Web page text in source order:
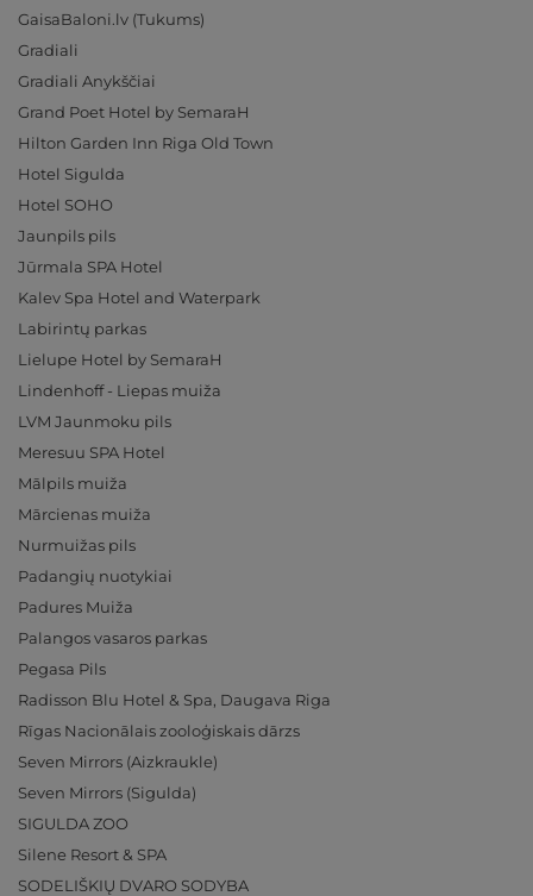
GaisaBaloni.lv (Tukums)
Gradiali
Gradiali Anykščiai
Grand Poet Hotel by SemaraH
Hilton Garden Inn Riga Old Town
Hotel Sigulda
Hotel SOHO
Jaunpils pils
Jūrmala SPA Hotel
Kalev Spa Hotel and Waterpark
Labirintų parkas
Lielupe Hotel by SemaraH
Lindenhoff - Liepas muiža
LVM Jaunmoku pils
Meresuu SPA Hotel
Mālpils muiža
Mārcienas muiža
Nurmuižas pils
Padangių nuotykiai
Padures Muiža
Palangos vasaros parkas
Pegasa Pils
Radisson Blu Hotel & Spa, Daugava Riga
Rīgas Nacionālais zooloģiskais dārzs
Seven Mirrors (Aizkraukle)
Seven Mirrors (Sigulda)
SIGULDA ZOO
Silene Resort & SPA
SODELIŠKIŲ DVARO SODYBA